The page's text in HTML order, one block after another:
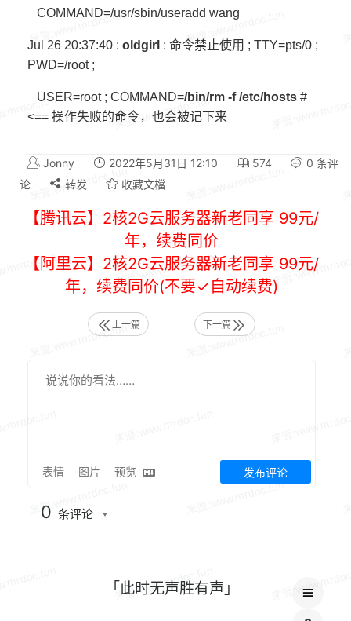
COMMAND=/usr/sbin/useradd wang
Jul 26 20:37:40 : oldgirl : 命令禁止使用 ; TTY=pts/0 ;
PWD=/root ;
USER=root ; COMMAND=/bin/rm -f /etc/hosts #
<== 操作失败的命令，也会被记下来
Jonny 2022年5月31日 12:10 574
0 条评
论
转发 收藏文檔
【腾讯云】2核2G云服务器新老同享 99元/
年，续费同价
【阿里云】2核2G云服务器新老同享 99元/
年，续费同价(不要✓自动续费)
上一篇 下一篇
表情 图片 预览 发布评论
0 条评论
「此时无声胜有声」